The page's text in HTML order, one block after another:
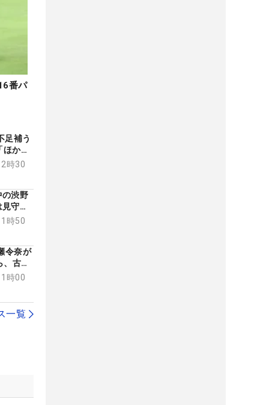
番パ
足補う
かの
度を
時30
の渋野
守る
時50
令奈が
古江
切符
時00
一覧